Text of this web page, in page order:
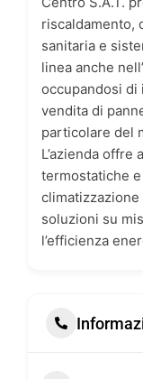
riscaldamento,
sanitaria e
linea anche
occupandosi di
vendita di
particolare del
L’azienda offre
termostatiche
climatizzazione
soluzioni su
l’efficienza